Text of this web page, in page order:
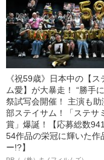
《祝59歳》日本中の【ス
ム愛】が大暴走！ “勝手
祭試写会開催！ 主演も助
部ステイサム！「ステサ
賞」爆誕！【応募総数
54作品の栄冠に輝いた作
ー!?】